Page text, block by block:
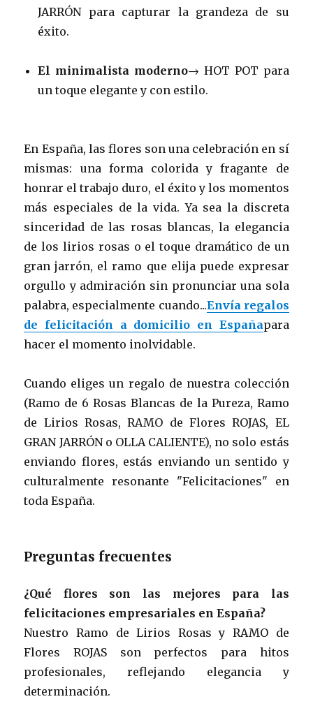
JARRÓN para capturar la grandeza de su
éxito.
El minimalista moderno→ HOT POT para
un toque elegante y con estilo.
En España, las flores son una celebración en sí
mismas: una forma colorida y fragante de
honrar el trabajo duro, el éxito y los momentos
más especiales de la vida. Ya sea la discreta
sinceridad de las rosas blancas, la elegancia
de los lirios rosas o el toque dramático de un
gran jarrón, el ramo que elija puede expresar
orgullo y admiración sin pronunciar una sola
palabra, especialmente cuando...Envía regalos
de felicitación a domicilio en Españapara
hacer el momento inolvidable.
Cuando eliges un regalo de nuestra colección
(Ramo de 6 Rosas Blancas de la Pureza, Ramo
de Lirios Rosas, RAMO de Flores ROJAS, EL
GRAN JARRÓN o OLLA CALIENTE), no solo estás
enviando flores, estás enviando un sentido y
culturalmente resonante "Felicitaciones" en
toda España.
Preguntas frecuentes
¿Qué flores son las mejores para las
felicitaciones empresariales en España?
Nuestro Ramo de Lirios Rosas y RAMO de
Flores ROJAS son perfectos para hitos
profesionales, reflejando elegancia y
determinación.